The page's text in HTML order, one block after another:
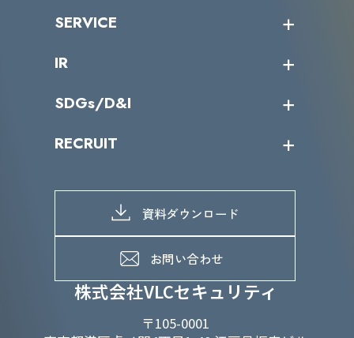
株式会社VLCセキュリティ
〒105-0001
ミッション／ビジョン
パートナー企業一覧
サイバーニュース
SERVICE
カテゴリー別サービス一覧
IR
IRカレンダー
IRライブラリー
よくあるご質問
SDGs/D&I
当グループのマテリアリティ
SDGs推進体制
D&Iの取り組み
RECRUIT
募集職種一覧
メッセージ
メンバーインタビュー
資料ダウンロード
お問い合わせ